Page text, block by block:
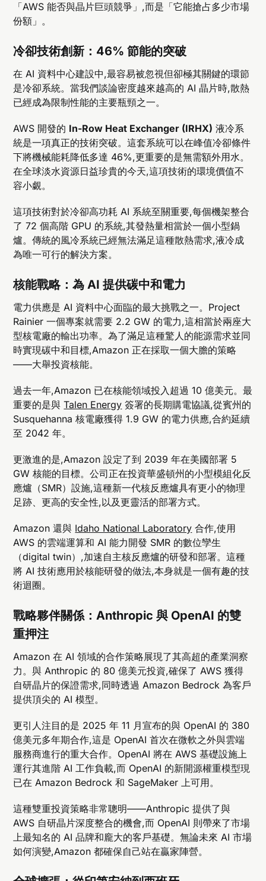
「AWS 能否與晶片巨頭競爭」,而是「它能搶占多少市場
份額」。
冷卻技術創新：46% 節能的突破
在 AI 資料中心建設中,最容易被忽視但卻極其關鍵的環節
是冷卻系統。當我們談論密度越來越高的 AI 晶片時,散熱
已經成為限制性能的主要瓶頸之一。
AWS 開發的 In-Row Heat Exchanger (IRHX) 液冷系
統是一項真正的技術突破。這套系統可以在峰值冷卻條件
下將機械能耗降低多達 46%,更重要的是無需額外用水。
在全球淡水資源日益珍貴的今天,這項技術的環境價值不
容小覷。
這項技術對於冷卻高功耗 AI 系統至關重要,每個機架整合
了 72 個高階 GPU 的系統,其發熱量相當於一個小型鍋
爐。傳統的風冷系統已經無法滿足這種散熱需求,液冷成
為唯一可行的解決方案。
核能戰略：為 AI 提供碳中和電力
電力供應是 AI 資料中心面臨的最大挑戰之一。Project
Rainier 一個專案就需要 2.2 GW 的電力,這相當於兩座大
型核電廠的輸出功率。為了滿足這種驚人的能源需求並同
時實現碳中和目標,Amazon 正在採取一個大膽的策略
——大舉投資核能。
過去一年,Amazon 已在核能領域投入超過 10 億美元。最
重要的是與Talen Energy 簽署的長期購電協議,從賓州的
Susquehanna 核電廠獲得 1.9 GW 的電力供應,合約延續
至 2042 年。
更激進的是,Amazon 設定了到 2039 年在美國部署 5
GW 核能的目標。公司正在投資華盛頓州的小型模組化反
應爐（SMR）設施,這種新一代核反應爐具有更小的物理
足跡、更高的安全性,以及更靈活的部署方式。
Amazon 還與 Idaho National Laboratory 合作,使用
AWS 的雲端運算和 AI 能力開發 SMR 的數位孿生
（digital twin）,加速自主核反應爐的研發和部署。這種
將 AI 技術應用於核能研發的做法,本身就是一個有趣的技
術迴圈。
戰略夥伴關係：Anthropic 與 OpenAI 的雙
重押注
Amazon 在 AI 領域的合作策略展現了其高超的產業洞察
力。與 Anthropic 的 80 億美元投資,確保了 AWS 獲得
自研晶片的保證需求,同時透過 Amazon Bedrock 為客戶
提供頂尖的 AI 模型。
更引人注目的是 2025 年 11 月宣布的與 OpenAI 的 380
億美元多年期合作,這是 OpenAI 首次在微軟之外與雲端
服務商進行的重大合作。OpenAI 將在 AWS 基礎設施上
運行其進階 AI 工作負載,而 OpenAI 的新開源權重模型現
已在 Amazon Bedrock 和 SageMaker 上可用。
這種雙重投資策略非常聰明——Anthropic 提供了與
AWS 自研晶片深度整合的機會,而 OpenAI 則帶來了市場
上最知名的 AI 品牌和龐大的客戶基礎。無論未來 AI 市場
如何演變,Amazon 都確保自己站在贏家陣營。